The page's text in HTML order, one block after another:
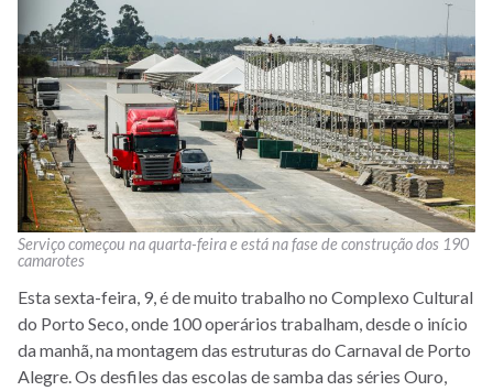
Serviço começou na quarta-feira e está na fase de construção dos 190
camarotes
Esta sexta-feira, 9, é de muito trabalho no Complexo Cultural
do Porto Seco, onde 100 operários trabalham, desde o início
da manhã, na montagem das estruturas do Carnaval de Porto
Alegre. Os desfiles das escolas de samba das séries Ouro,